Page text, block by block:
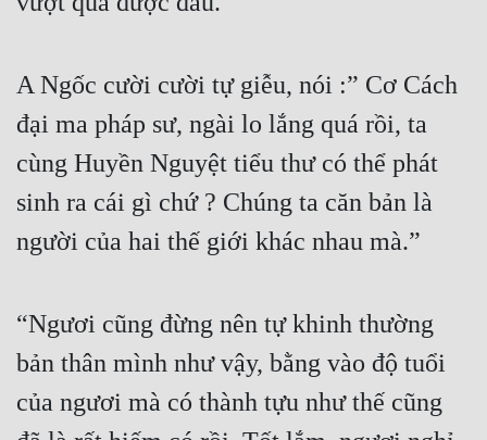
A Ngốc cười cười tự giễu, nói :” Cơ Cách
đại ma pháp sư, ngài lo lắng quá rồi, ta
cùng Huyền Nguyệt tiểu thư có thể phát
sinh ra cái gì chứ ? Chúng ta căn bản là
người của hai thế giới khác nhau mà.”
“Ngươi cũng đừng nên tự khinh thường
bản thân mình như vậy, bằng vào độ tuổi
của ngươi mà có thành tựu như thế cũng